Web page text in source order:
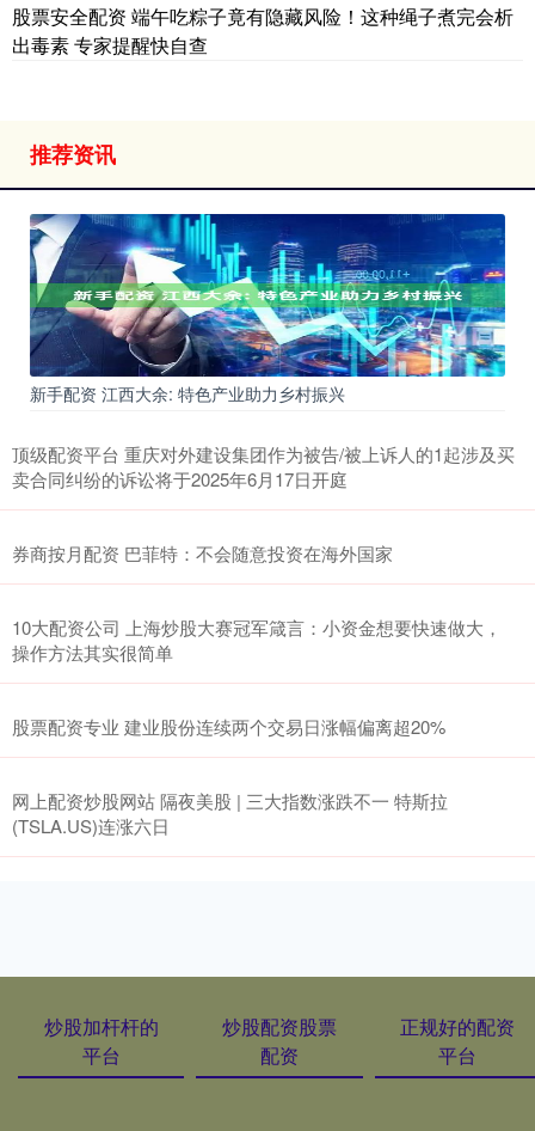
股票安全配资 端午吃粽子竟有隐藏风险！这种绳子煮完会析
出毒素 专家提醒快自查
推荐资讯
新手配资 江西大余: 特色产业助力乡村振兴
顶级配资平台 重庆对外建设集团作为被告/被上诉人的1起涉及买
卖合同纠纷的诉讼将于2025年6月17日开庭
券商按月配资 巴菲特：不会随意投资在海外国家
10大配资公司 上海炒股大赛冠军箴言：小资金想要快速做大，
操作方法其实很简单
股票配资专业 建业股份连续两个交易日涨幅偏离超20%
网上配资炒股网站 隔夜美股 | 三大指数涨跌不一 特斯拉
(TSLA.US)连涨六日
炒股加杆杆的
平台
炒股配资股票
配资
正规好的配资
平台